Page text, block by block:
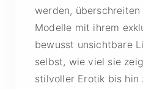
werden, überschreiten
Modelle mit ihrem
bewusst unsichtbare
selbst, wie viel sie
stilvoller Erotik bis hin